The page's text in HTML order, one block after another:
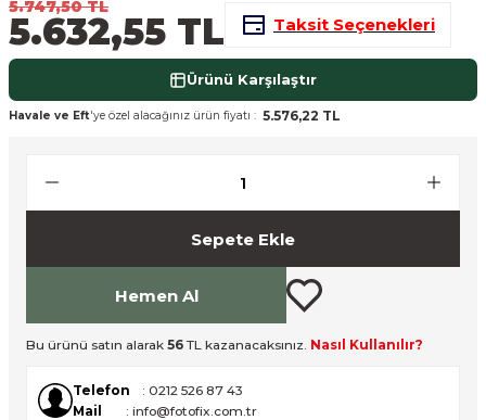
Cihazları
5.747,50 TL
5.632,55 TL Taksit Seçenekleri
Ürünü Karşılaştır
Havale ve Eft'ye özel alacağınız ürün fiyatı : 5.576,22 TL
Sepete Ekle
Hemen Al
Bu ürünü satın alarak 56 TL kazanacaksınız. Nasıl Kullanılır?
Telefon
: 0212 526 87 43
Mail
: info@fotofix.com.tr